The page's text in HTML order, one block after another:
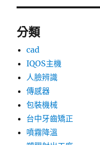
分類
cad
IQOS主機
人臉辨識
傳感器
包裝機械
台中牙齒矯正
噴霧降溫